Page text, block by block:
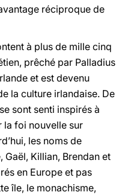
réciproque de
à plus de mille cinq
prêché par Palladius
et est devenu
la culture irlandaise. De
sont senti inspirés à
la foi nouvelle sur
les noms de
Killian, Brendan et
en Europe et pas
île, le monachisme,